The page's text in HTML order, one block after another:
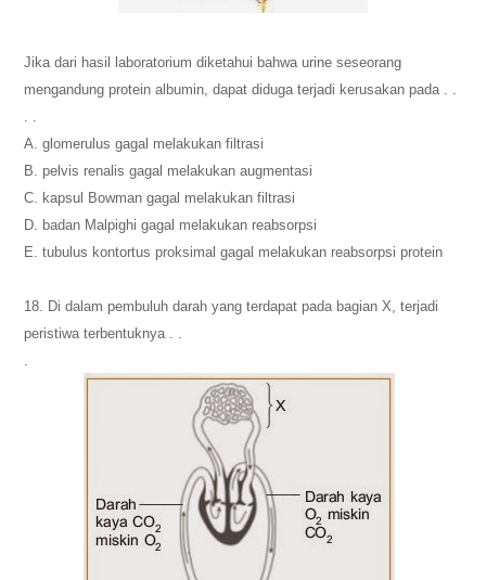
Jika dari hasil laboratorium diketahui bahwa urine seseorang
mengandung protein albumin, dapat diduga terjadi kerusakan pada . .
. .
A. glomerulus gagal melakukan filtrasi
B. pelvis renalis gagal melakukan augmentasi
C. kapsul Bowman gagal melakukan filtrasi
D. badan Malpighi gagal melakukan reabsorpsi
E. tubulus kontortus proksimal gagal melakukan reabsorpsi protein
18. Di dalam pembuluh darah yang terdapat pada bagian X, terjadi
peristiwa terbentuknya . .
.